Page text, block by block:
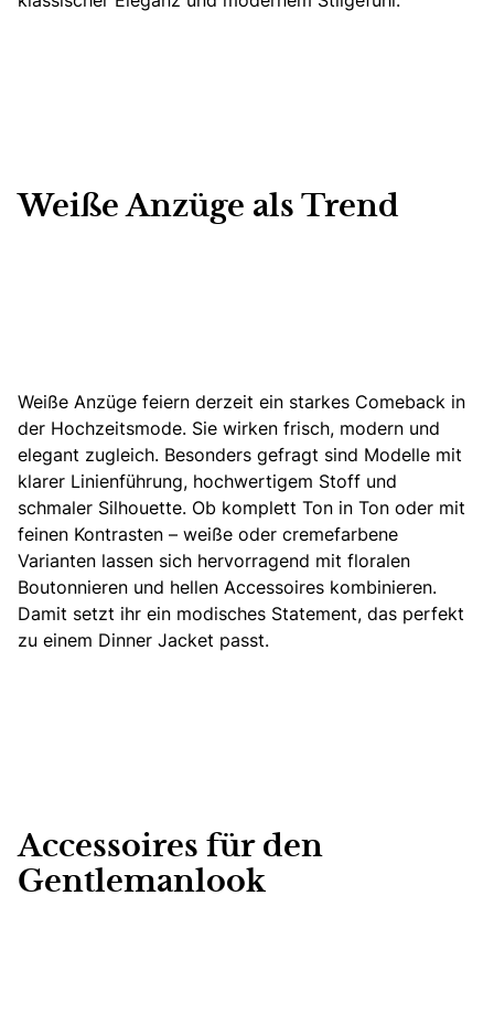
Weiße Anzüge als Trend
Weiße Anzüge feiern derzeit ein starkes Comeback in
der Hochzeitsmode. Sie wirken frisch, modern und
elegant zugleich. Besonders gefragt sind Modelle mit
klarer Linienführung, hochwertigem Stoff und
schmaler Silhouette. Ob komplett Ton in Ton oder mit
feinen Kontrasten – weiße oder cremefarbene
Varianten lassen sich hervorragend mit floralen
Boutonnieren und hellen Accessoires kombinieren.
Damit setzt ihr ein modisches Statement, das perfekt
zu einem Dinner Jacket passt.
Accessoires für den
Gentlemanlook